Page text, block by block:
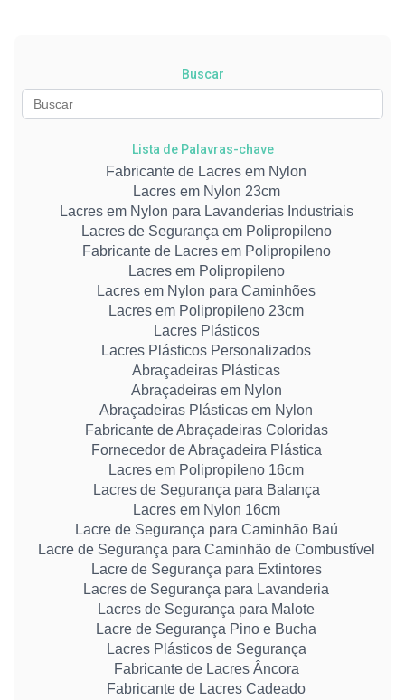
Buscar
Lista de Palavras-chave
Fabricante de Lacres em Nylon
Lacres em Nylon 23cm
Lacres em Nylon para Lavanderias Industriais
Lacres de Segurança em Polipropileno
Fabricante de Lacres em Polipropileno
Lacres em Polipropileno
Lacres em Nylon para Caminhões
Lacres em Polipropileno 23cm
Lacres Plásticos
Lacres Plásticos Personalizados
Abraçadeiras Plásticas
Abraçadeiras em Nylon
Abraçadeiras Plásticas em Nylon
Fabricante de Abraçadeiras Coloridas
Fornecedor de Abraçadeira Plástica
Lacres em Polipropileno 16cm
Lacres de Segurança para Balança
Lacres em Nylon 16cm
Lacre de Segurança para Caminhão Baú
Lacre de Segurança para Caminhão de Combustível
Lacre de Segurança para Extintores
Lacres de Segurança para Lavanderia
Lacres de Segurança para Malote
Lacre de Segurança Pino e Bucha
Lacres Plásticos de Segurança
Fabricante de Lacres Âncora
Fabricante de Lacres Cadeado